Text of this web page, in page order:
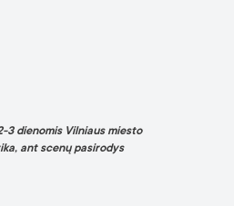
3 dienomis Vilniaus miesto
ant scenų pasirodys